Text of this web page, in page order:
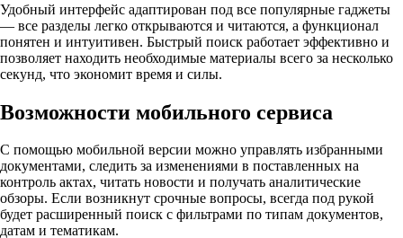
Удобный интерфейс адаптирован под все популярные гаджеты
— все разделы легко открываются и читаются, а функционал
понятен и интуитивен. Быстрый поиск работает эффективно и
позволяет находить необходимые материалы всего за несколько
секунд, что экономит время и силы.
Возможности мобильного сервиса
С помощью мобильной версии можно управлять избранными
документами, следить за изменениями в поставленных на
контроль актах, читать новости и получать аналитические
обзоры. Если возникнут срочные вопросы, всегда под рукой
будет расширенный поиск с фильтрами по типам документов,
датам и тематикам.